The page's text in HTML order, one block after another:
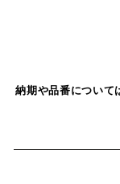
納期や品番について